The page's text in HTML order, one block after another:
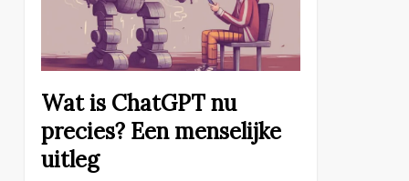
Wat is ChatGPT nu
precies? Een menselijke
uitleg